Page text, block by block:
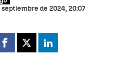
septiembre de 2024, 20:07
Facebook
X Linkedin